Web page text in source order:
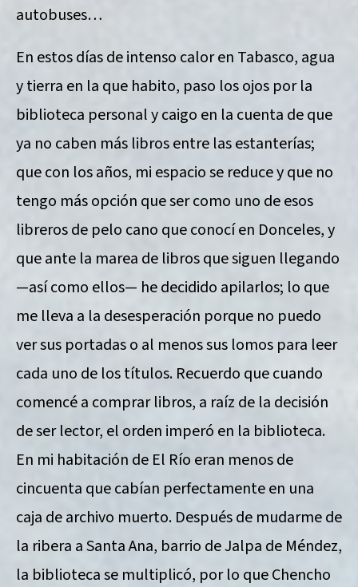
autobuses…
En estos días de intenso calor en Tabasco, agua
y tierra en la que habito, paso los ojos por la
biblioteca personal y caigo en la cuenta de que
ya no caben más libros entre las estanterías;
que con los años, mi espacio se reduce y que no
tengo más opción que ser como uno de esos
libreros de pelo cano que conocí en Donceles, y
que ante la marea de libros que siguen llegando
—así como ellos— he decidido apilarlos; lo que
me lleva a la desesperación porque no puedo
ver sus portadas o al menos sus lomos para leer
cada uno de los títulos. Recuerdo que cuando
comencé a comprar libros, a raíz de la decisión
de ser lector, el orden imperó en la biblioteca.
En mi habitación de El Río eran menos de
cincuenta que cabían perfectamente en una
caja de archivo muerto. Después de mudarme de
la ribera a Santa Ana, barrio de Jalpa de Méndez,
la biblioteca se multiplicó, por lo que Chencho